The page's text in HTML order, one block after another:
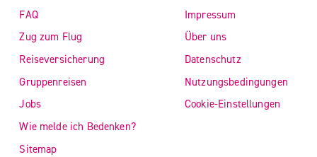
FAQ
Zug zum Flug
Reiseversicherung
Gruppenreisen
Jobs
Wie melde ich Bedenken?
Sitemap
Impressum
Über uns
Datenschutz
Nutzungsbedingungen
Cookie-Einstellungen